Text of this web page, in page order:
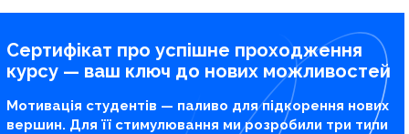
Сертифікат про успішне проходження
курсу — ваш ключ до нових можливостей
Мотивація студентів — паливо для підкорення нових
вершин. Для її стимулювання ми розробили три типи